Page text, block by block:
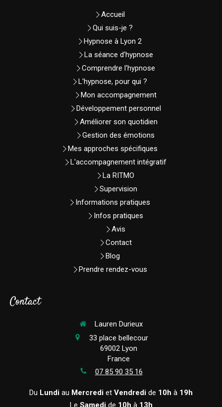
Accueil
Qui suis-je ?
Hypnose à Lyon 2
La séance d'hypnose
Comprendre l'hypnose
L'hypnose, pour qui ?
Mon accompagnement
Développement personnel
Améliorer son quotidien
Gestion des émotions
Mes approches spécifiques
L'accompagnement intégratif
La RITMO
Supervision
Informations pratiques
Infos pratiques
Avis
Contact
Blog
Prendre rendez-vous
Contact
Lauren Durieux
33 place bellecour
69002 Lyon
France
07 85 90 35 16
Du Lundi au Mercredi et Vendredi de 10h à 19h
Le Samedide 10h à 13h